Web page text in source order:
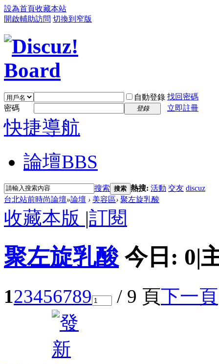
設為首頁收藏本站
開啟輔助訪問 切換到窄版
自動登錄 找回密碼
密碼
登錄 立即註冊
快捷導航
論壇BBS
搜索 搜索 熱搜: 活動 交友 discuz
台北站前時尚論壇»論壇 › 美容區› 聚左旋乳酸
收藏本版 |訂閱
聚左旋乳酸 今日: 0|
123456789 / 9 頁下一頁